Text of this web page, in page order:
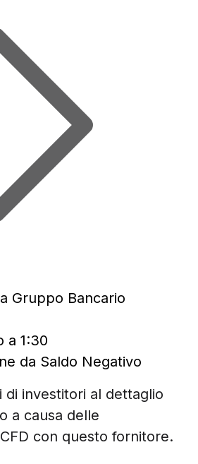
Gruppo Bancario
a 1:30
da Saldo Negativo
di investitori al dettaglio
a causa delle
con questo fornitore.